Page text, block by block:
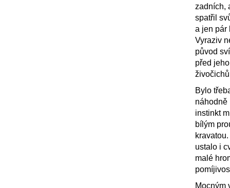
zadních,
spatřil
a jen pár
Vyraziv
původ
před
Bylo
náhodně
instinkt
bílým
ustalo i
malé
Mocným